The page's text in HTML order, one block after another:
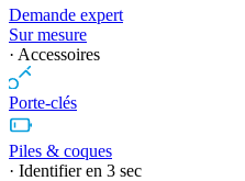
Demande expert
Sur mesure
· Accessoires
Porte-clés
Piles & coques
· Identifier en 3 sec